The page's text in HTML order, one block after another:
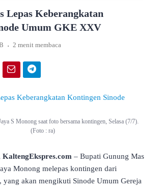
Lepas Keberangkatan
Umum GKE XXV
. 2 menit membaca
S Monong saat foto bersama kontingen, Selasa (7/7).
(Foto : ra)
– Bupati Gunung Mas
Monong melepas kontingen dari
yang akan mengikuti Sinode Umum Gereja